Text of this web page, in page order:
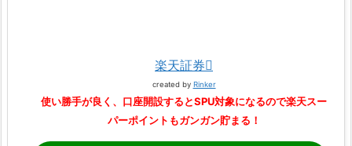
楽天証券
created by Rinker
使い勝手が良く、口座開設するとSPU対象になるので楽天スー
パーポイントもガンガン貯まる！